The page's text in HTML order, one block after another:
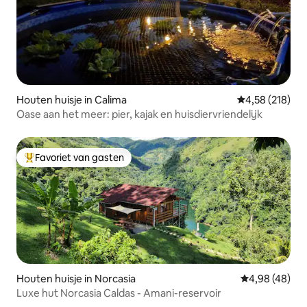
Houten huisje in Calima Gemiddelde
4,58 (218)
Oase aan het meer: pier, kajak en huisdiervriendelijk
Topfavoriet van gasten
Favoriet van gasten
Houten huisje in Norcasia Gemiddelde
4,98 (48)
Luxe hut Norcasia Caldas - Amani-reservoir